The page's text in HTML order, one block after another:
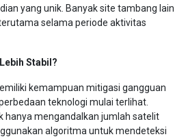
yang unik. Banyak site tambang lain
selama periode aktivitas
Stabil?
kemampuan mitigasi gangguan
teknologi mulai terlihat.
hanya mengandalkan jumlah satelit
algoritma untuk mendeteksi